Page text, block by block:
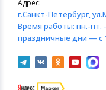
Адрес:
г.Санкт-Петербург,
Время работы: пн.-пт.
праздничные дни — с